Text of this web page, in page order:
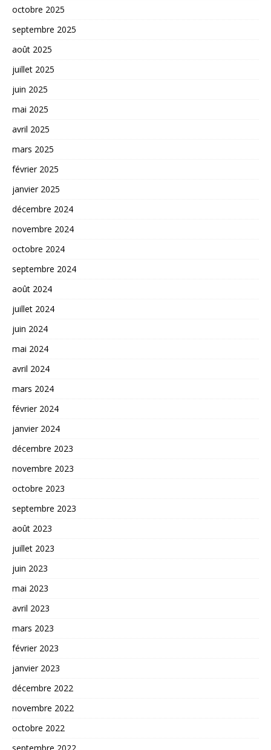
octobre 2025
septembre 2025
août 2025
juillet 2025
juin 2025
mai 2025
avril 2025
mars 2025
février 2025
janvier 2025
décembre 2024
novembre 2024
octobre 2024
septembre 2024
août 2024
juillet 2024
juin 2024
mai 2024
avril 2024
mars 2024
février 2024
janvier 2024
décembre 2023
novembre 2023
octobre 2023
septembre 2023
août 2023
juillet 2023
juin 2023
mai 2023
avril 2023
mars 2023
février 2023
janvier 2023
décembre 2022
novembre 2022
octobre 2022